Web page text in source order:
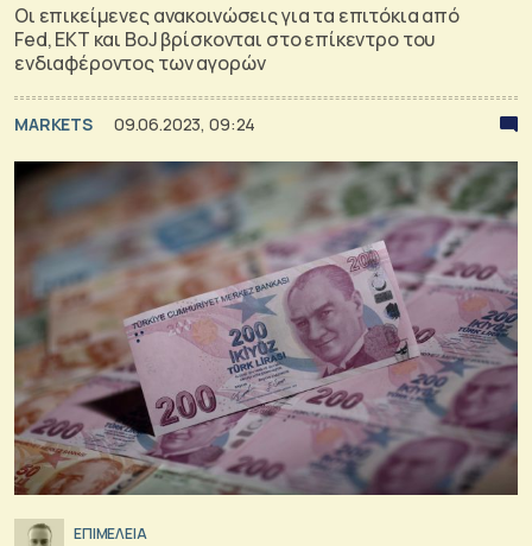
Οι επικείμενες ανακοινώσεις για τα επιτόκια από
Fed, ΕΚΤ και BoJ βρίσκονται στο επίκεντρο του
ενδιαφέροντος των αγορών
MARKETS 09.06.2023, 09:24
ΕΠΙΜΕΛΕΙΑ